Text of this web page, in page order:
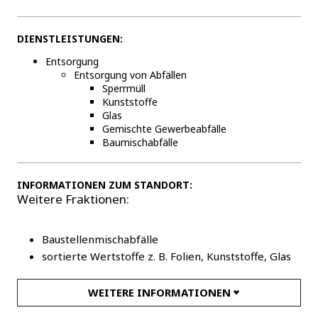
DIENSTLEISTUNGEN:
Entsorgung
Entsorgung von Abfällen
Sperrmüll
Kunststoffe
Glas
Gemischte Gewerbeabfälle
Baumischabfälle
INFORMATIONEN ZUM STANDORT:
Weitere Fraktionen:
Baustellenmischabfälle
sortierte Wertstoffe z. B. Folien, Kunststoffe, Glas
Verpackungsstyropor
EPS-Dämmstoffe HBCD-haltig
WEITERE INFORMATIONEN